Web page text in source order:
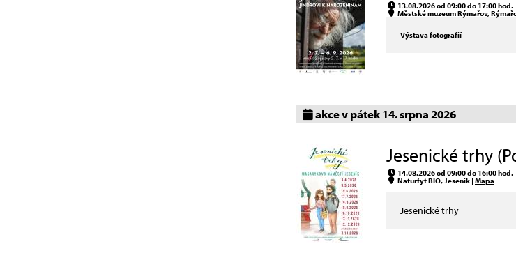
13.08.2026 od 09:00 do 17:00 hod.
Městské muzeum Rýmařov,
Výstava fotografií
akce v pátek 14. srpna 2026
Jesenické trhy
14.08.2026 od 09:00 do 16:00 hod.
Naturfyt BIO, Jesenik |Mapa
Jesenické trhy